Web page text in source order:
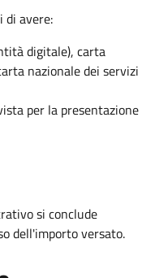
di avere:
digitale), carta
nazionale dei servizi
per la presentazione
si conclude
dell'importo versato.